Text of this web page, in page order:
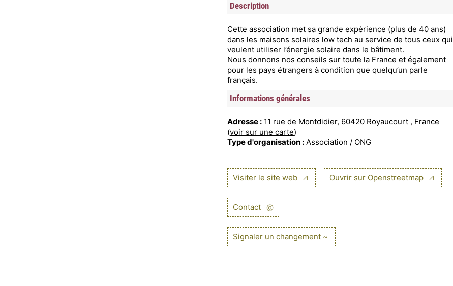
Description
Cette association met sa grande expérience (plus de 40 ans)
dans les maisons solaires low tech au service de tous ceux qui
veulent utiliser l’énergie solaire dans le bâtiment.
Nous donnons nos conseils sur toute la France et également
pour les pays étrangers à condition que quelqu’un parle
français.
Informations générales
Adresse : 11 rue de Montdidier, 60420 Royaucourt , France
(voir sur une carte)
Type d'organisation : Association / ONG
Visiter le site web Ouvrir sur Openstreetmap
Contact @
Signaler un changement ~